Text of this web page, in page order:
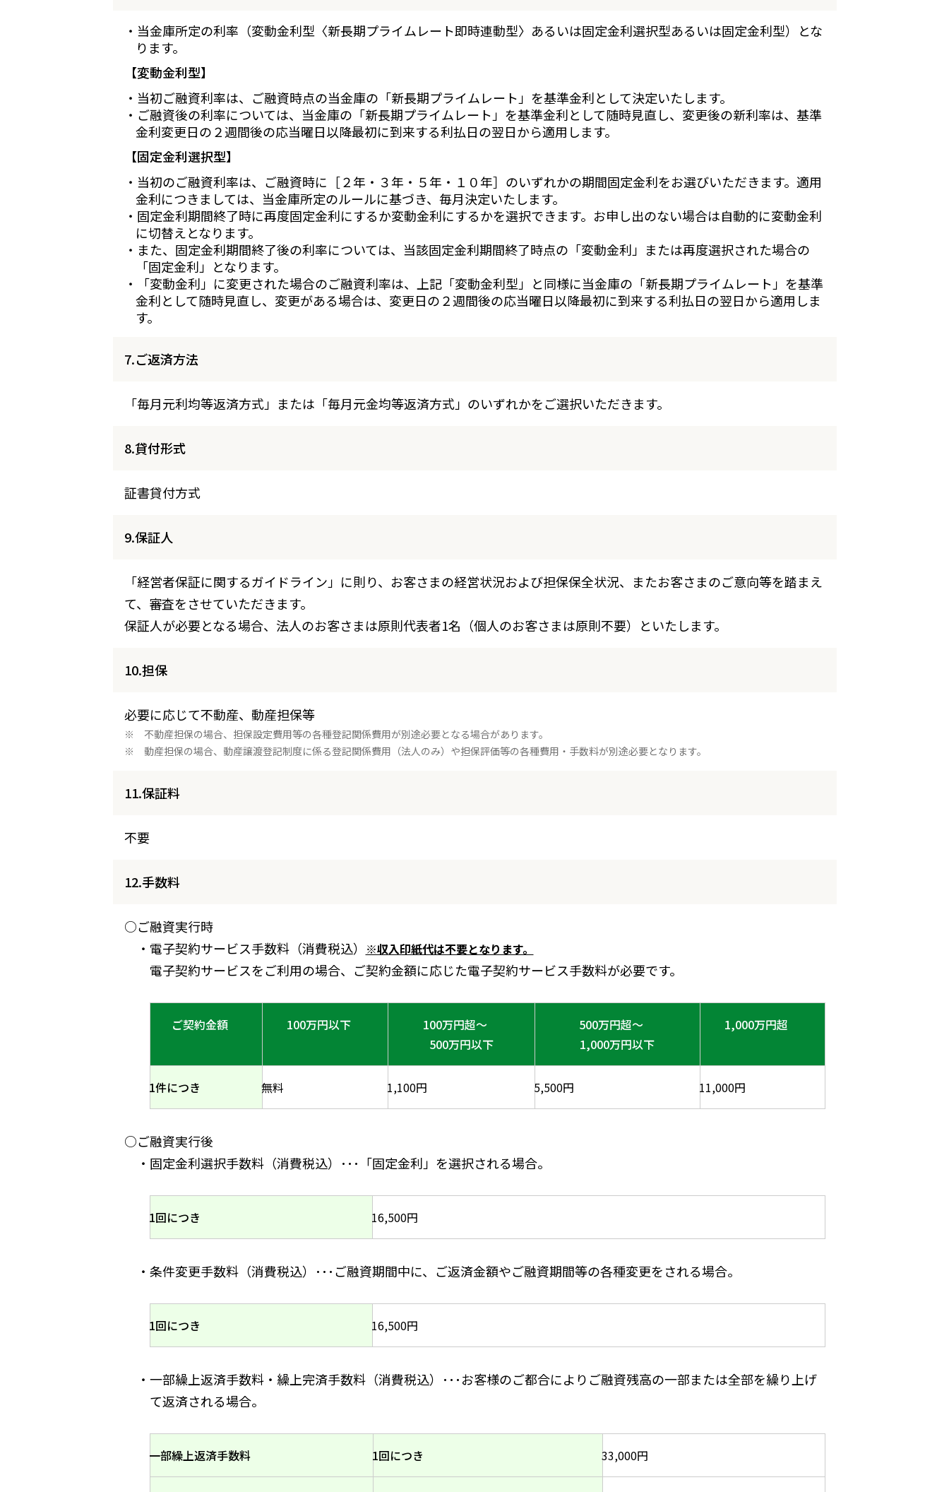
・当金庫所定の利率（変動金利型〈新長期プライムレート即時連動型〉あるいは固定金利選択型あるいは固定金利型）とな
ります。
【変動金利型】
・当初ご融資利率は、ご融資時点の当金庫の「新長期プライムレート」を基準金利として決定いたします。
・ご融資後の利率については、当金庫の「新長期プライムレート」を基準金利として随時見直し、変更後の新利率は、基準
金利変更日の２週間後の応当曜日以降最初に到来する利払日の翌日から適用します。
【固定金利選択型】
・当初のご融資利率は、ご融資時に［２年・３年・５年・１０年］のいずれかの期間固定金利をお選びいただきます。適用
金利につきましては、当金庫所定のルールに基づき、毎月決定いたします。
・固定金利期間終了時に再度固定金利にするか変動金利にするかを選択できます。お申し出のない場合は自動的に変動金利
に切替えとなります。
・また、固定金利期間終了後の利率については、当該固定金利期間終了時点の「変動金利」または再度選択された場合の
「固定金利」となります。
・「変動金利」に変更された場合のご融資利率は、上記「変動金利型」と同様に当金庫の「新長期プライムレート」を基準
金利として随時見直し、変更がある場合は、変更日の２週間後の応当曜日以降最初に到来する利払日の翌日から適用しま
す。
7.ご返済方法
「毎月元利均等返済方式」または「毎月元金均等返済方式」のいずれかをご選択いただきます。
8.貸付形式
証書貸付方式
9.保証人
「経営者保証に関するガイドライン」に則り、お客さまの経営状況および担保保全状況、またお客さまのご意向等を踏まえ
て、審査をさせていただきます。
保証人が必要となる場合、法人のお客さまは原則代表者1名（個人のお客さまは原則不要）といたします。
10.担保
必要に応じて不動産、動産担保等
不動産担保の場合、担保設定費用等の各種登記関係費用が別途必要となる場合があります。
動産担保の場合、動産譲渡登記制度に係る登記関係費用（法人のみ）や担保評価等の各種費用・手数料が別途必要となります。
11.保証料
不要
12.手数料
○ご融資実行時
・電子契約サービス手数料（消費税込） ※収入印紙代は不要となります。
電子契約サービスをご利用の場合、ご契約金額に応じた電子契約サービス手数料が必要です。
ご契約金額 100万円以下
100万円超～
500万円以下
500万円超～
1,000万円以下
1,000万円超
1件につき 無料 1,100円 5,500円 11,000円
○ご融資実行後
・固定金利選択手数料（消費税込）･･･「固定金利」を選択される場合。
1回につき 16,500円
・条件変更手数料（消費税込）･･･ご融資期間中に、ご返済金額やご融資期間等の各種変更をされる場合。
1回につき 16,500円
・一部繰上返済手数料・繰上完済手数料（消費税込）･･･お客様のご都合によりご融資残高の一部または全部を繰り上げ
て返済される場合。
一部繰上返済手数料 1回につき 33,000円